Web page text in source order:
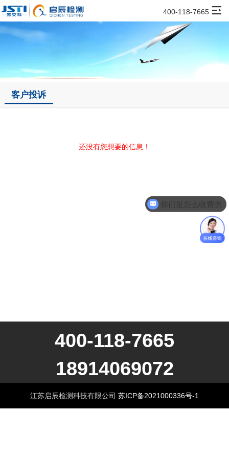
400-118-7665
客户投诉
还没有您想要的信息！
400-118-7665
18914069072
江苏启辰检测科技有限公司 苏ICP备2021000336号-1
你们是怎么收费的